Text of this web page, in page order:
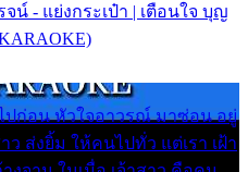
น์ - แย่งกระเป๋า | เตือนใจ บุญ
ปก่อน หัวใจอาวรณ์ มาซ่อน อยู่
ส่งยิ้ม ให้คนไปทั่ว แต่เรา เฝ้า